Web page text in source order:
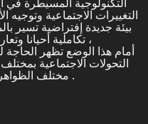
التغييرات الاجتماعية وتوجيه
بيئة جديدة إفتراضية تسير
تكاملية أحيانا وتعارض وإصطدام أحيانا أخرى ،
أمام هذا الوضع تظهر
التحولات الاجتماعية
مختلف الظواهر والأزمات الإجتماعية .